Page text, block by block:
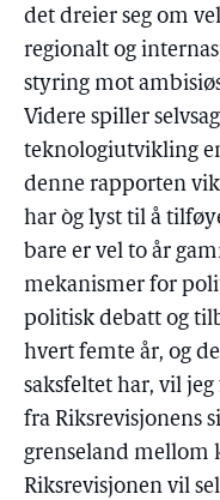
det dreier seg om
regionalt og
styring mot
Videre spiller
teknologiutvikling
denne rapporten
har òg lyst til å
bare er vel to år
mekanismer for
politisk debatt og
hvert femte år, og
saksfeltet har, vil
fra Riksrevisjonens
grenseland mellom
Riksrevisjonen vil